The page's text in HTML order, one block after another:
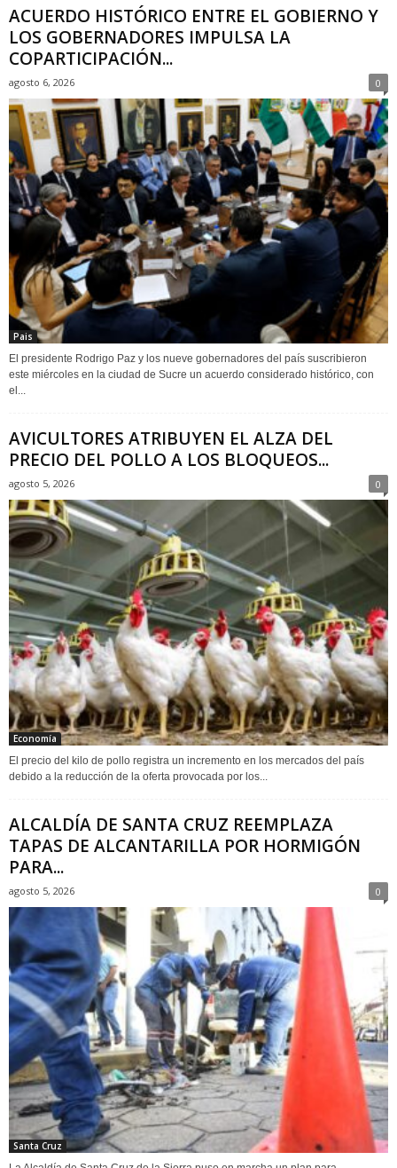
ACUERDO HISTÓRICO ENTRE EL GOBIERNO Y
LOS GOBERNADORES IMPULSA LA
COPARTICIPACIÓN...
agosto 6, 2026 0
Pais
El presidente Rodrigo Paz y los nueve gobernadores del país suscribieron
este miércoles en la ciudad de Sucre un acuerdo considerado histórico, con
el...
AVICULTORES ATRIBUYEN EL ALZA DEL
PRECIO DEL POLLO A LOS BLOQUEOS...
agosto 5, 2026 0
Economía
El precio del kilo de pollo registra un incremento en los mercados del país
debido a la reducción de la oferta provocada por los...
ALCALDÍA DE SANTA CRUZ REEMPLAZA
TAPAS DE ALCANTARILLA POR HORMIGÓN
PARA...
agosto 5, 2026 0
Santa Cruz